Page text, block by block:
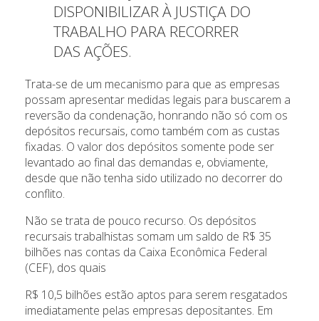
DISPONIBILIZAR À JUSTIÇA DO
TRABALHO PARA RECORRER
DAS AÇÕES.
Trata-se de um mecanismo para que as empresas
possam apresentar medidas legais para buscarem a
reversão da condenação, honrando não só com os
depósitos recursais, como também com as custas
fixadas. O valor dos depósitos somente pode ser
levantado ao final das demandas e, obviamente,
desde que não tenha sido utilizado no decorrer do
conflito.
Não se trata de pouco recurso. Os depósitos
recursais trabalhistas somam um saldo de R$ 35
bilhões nas contas da Caixa Econômica Federal
(CEF), dos quais
R$ 10,5 bilhões estão aptos para serem resgatados
imediatamente pelas empresas depositantes. Em